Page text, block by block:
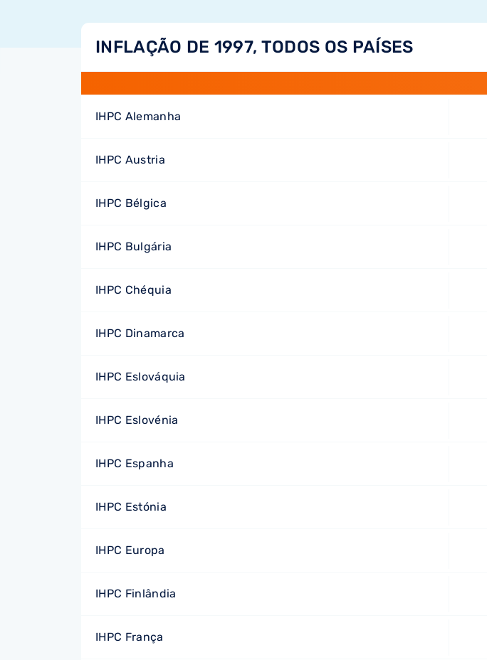
INFLAÇÃO DE 1997, TODOS OS PAÍSES
IHPC Alemanha
IHPC Austria
IHPC Bélgica
IHPC Bulgária
IHPC Chéquia
IHPC Dinamarca
IHPC Eslováquia
IHPC Eslovénia
IHPC Espanha
IHPC Estónia
IHPC Europa
IHPC Finlândia
IHPC França